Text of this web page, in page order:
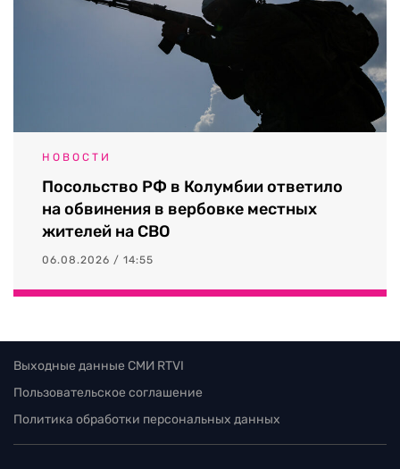
НОВОСТИ
Посольство РФ в Колумбии ответило
на обвинения в вербовке местных
жителей на СВО
06.08.2026 / 14:55
Выходные данные СМИ RTVI
Пользовательское соглашение
Политика обработки персональных данных